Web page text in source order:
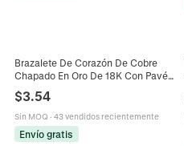
Brazalete De Corazón De Cobre
Chapado En Oro De 18K Con Pavé
Flecha Joyería Elegante
$3.54
Sin MOQ · 43 vendidos recientemente
Envío gratis